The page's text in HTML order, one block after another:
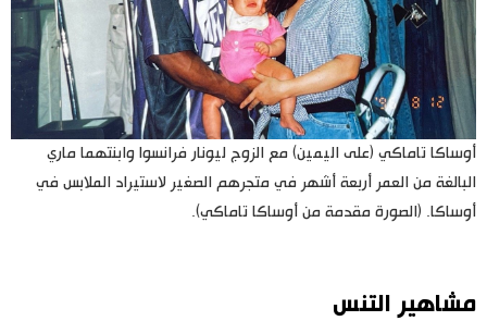
أوساكا تاماكي (على اليمين) مع الزوج ليونار فرانسوا وابنتهما ماري
البالغة من العمر أربعة أشهر في متجرهم الصغير لاستيراد الملابس في
أوساكا. (الصورة مقدمة من أوساكا تاماكي).
مشاهير التنس